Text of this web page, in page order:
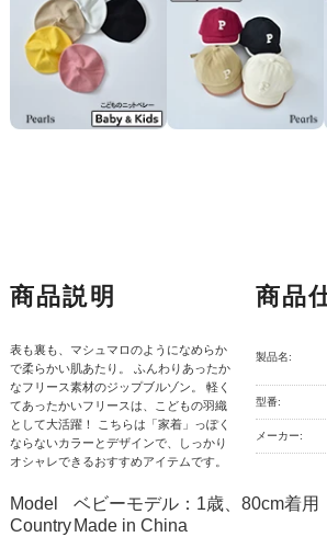
商品説明
表も裏も、マシュマロのようになめらか
で柔らかい肌あたり。 ふんわりあったか
なフリース素材のジップブルゾン。 軽く
てあったかいフリースは、こどもの羽織
として大活躍！ こちらは「家着」っぽく
ならないカラーとデザインで、しっかり
オシャレできるおすすめアイテムです。
商品
製品名:
型番:
メーカー:
Model
ベビーモデル：1歳、80cm着用
Country Made in China